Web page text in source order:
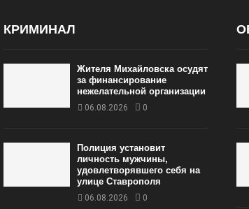
КРИМИНАЛ
Жителя Михайловска осудят
за финансирование
нежелательной организации
06.08.2026 0
Полиция установит
личность мужчины,
удовлетворявшего себя на
улице Ставрополя
06.08.2026 0